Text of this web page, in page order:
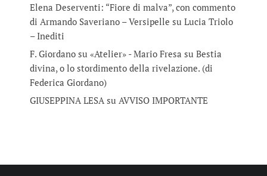
Elena Deserventi: “Fiore di malva”, con commento
di Armando Saveriano – Versipelle su Lucia Triolo
– Inediti
F. Giordano su «Atelier» - Mario Fresa su Bestia
divina, o lo stordimento della rivelazione. (di
Federica Giordano)
GIUSEPPINA LESA su AVVISO IMPORTANTE